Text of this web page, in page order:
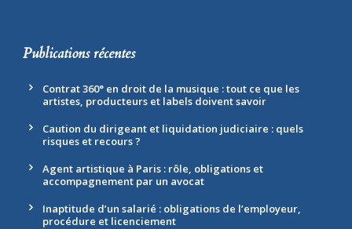
Publications récentes
Contrat 360° en droit de la musique : tout ce que les
artistes, producteurs et labels doivent savoir
Caution du dirigeant et liquidation judiciaire : quels
risques et recours ?
Agent artistique à Paris : rôle, obligations et
accompagnement par un avocat
Inaptitude d’un salarié : obligations de l’employeur,
procédure et licenciement